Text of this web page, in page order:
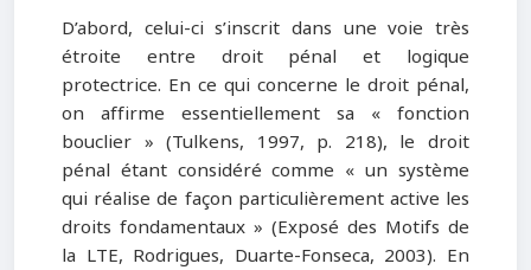
D’abord, celui-ci s’inscrit dans une voie très
étroite entre droit pénal et logique
protectrice. En ce qui concerne le droit pénal,
on affirme essentiellement sa « fonction
bouclier » (Tulkens, 1997, p. 218), le droit
pénal étant considéré comme « un système
qui réalise de façon particulièrement active les
droits fondamentaux » (Exposé des Motifs de
la LTE, Rodrigues, Duarte-Fonseca, 2003). En